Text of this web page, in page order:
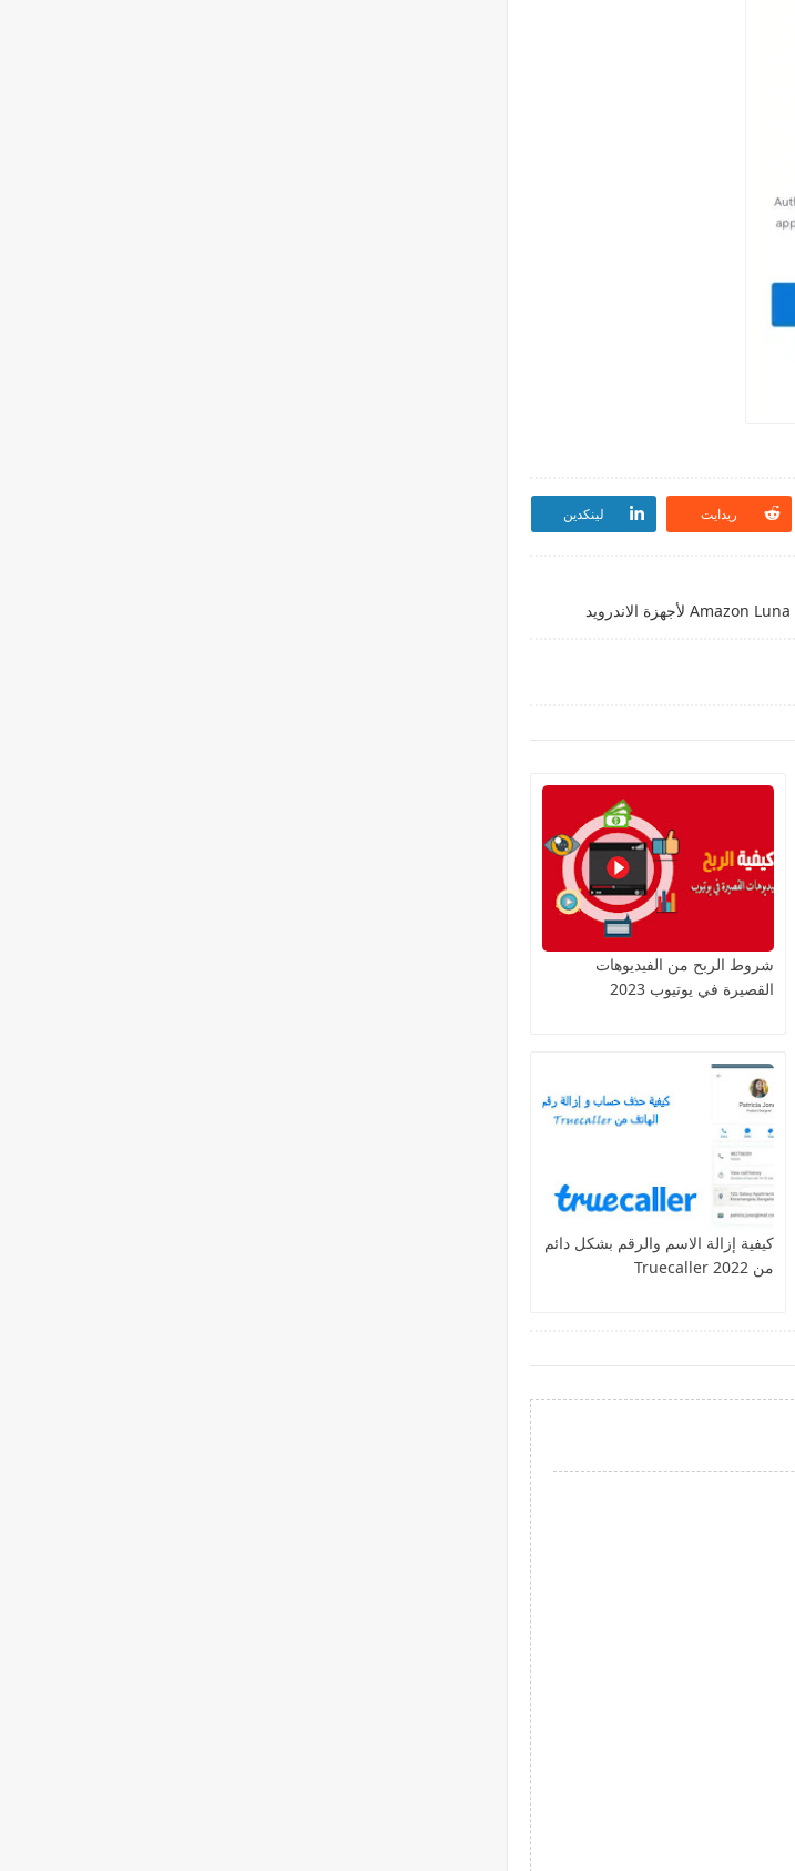
ريدايت لينكدين
شروط الربح من الفيديوهات
القصيرة في يوتيوب 2023
كيفية إزالة الاسم والرقم بشكل دائم
من Truecaller 2022